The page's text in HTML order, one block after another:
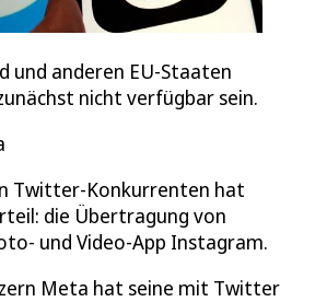
und anderen EU-Staaten
nicht verfügbar sein.
Twitter-Konkurrenten hat
die Übertragung von
und Video-App Instagram.
Meta hat seine mit Twitter